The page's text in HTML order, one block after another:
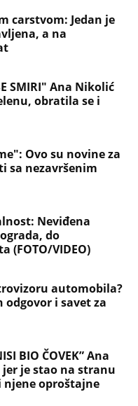
carstvom: Jedan je
a na
SMIRI" Ana Nikolić
obratila se i
Ovo su novine za
sa nezavršenim
Neviđena
do
(FOTO/VIDEO)
automobila?
odgovor i savet za
BIO ČOVEK” Ana
je stao na stranu
njene oproštajne